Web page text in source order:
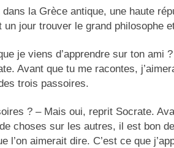
la Grèce antique, une haute
un jour trouver le grand philosophe
je viens d’apprendre sur ton ami
Avant que tu me racontes,
trois passoires.
? – Mais oui, reprit Socrate.
choses sur les autres, il est bon
l’on aimerait dire. C’est ce que